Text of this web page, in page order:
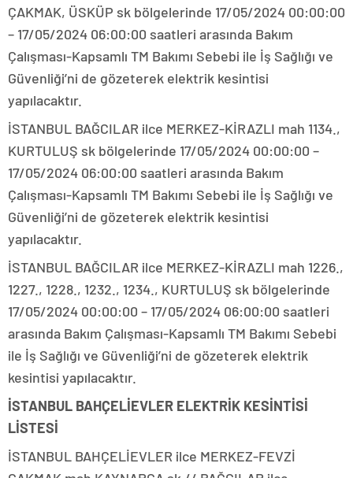
ÇAKMAK, ÜSKÜP sk bölgelerinde 17/05/2024 00:00:00
– 17/05/2024 06:00:00 saatleri arasında Bakım
Çalışması-Kapsamlı TM Bakımı Sebebi ile İş Sağlığı ve
Güvenliği’ni de gözeterek elektrik kesintisi
yapılacaktır.
İSTANBUL BAĞCILAR ilce MERKEZ-KİRAZLI mah 1134.,
KURTULUŞ sk bölgelerinde 17/05/2024 00:00:00 –
17/05/2024 06:00:00 saatleri arasında Bakım
Çalışması-Kapsamlı TM Bakımı Sebebi ile İş Sağlığı ve
Güvenliği’ni de gözeterek elektrik kesintisi
yapılacaktır.
İSTANBUL BAĞCILAR ilce MERKEZ-KİRAZLI mah 1226.,
1227., 1228., 1232., 1234., KURTULUŞ sk bölgelerinde
17/05/2024 00:00:00 – 17/05/2024 06:00:00 saatleri
arasında Bakım Çalışması-Kapsamlı TM Bakımı Sebebi
ile İş Sağlığı ve Güvenliği’ni de gözeterek elektrik
kesintisi yapılacaktır.
İSTANBUL BAHÇELİEVLER ELEKTRİK KESİNTİSİ
LİSTESİ
İSTANBUL BAHÇELİEVLER ilce MERKEZ-FEVZİ